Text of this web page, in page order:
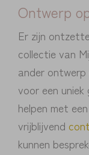
Ontwerp
Er zijn
collectie van
ander
voor een
helpen met een
vrijblijvend
kunnen